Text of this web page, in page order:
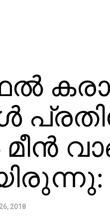
2018